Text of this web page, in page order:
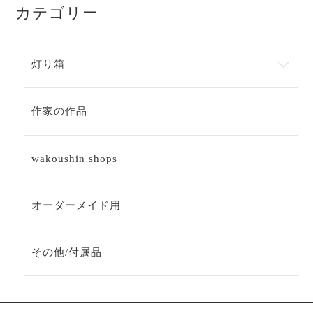
カテゴリー
灯り箱
作家の作品
wakoushin shops
オーダーメイド用
その他/付属品